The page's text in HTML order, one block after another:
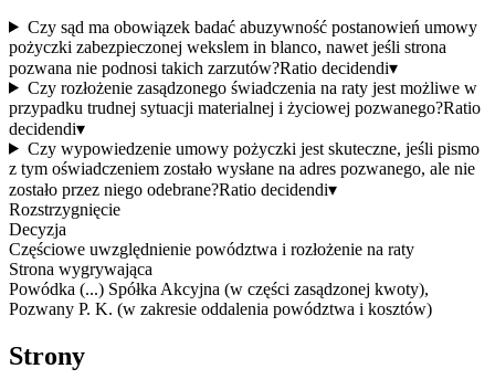
Czy sąd ma obowiązek badać abuzywność postanowień umowy
pożyczki zabezpieczonej wekslem in blanco, nawet jeśli strona
pozwana nie podnosi takich zarzutów?Ratio decidendi▾
Czy rozłożenie zasądzonego świadczenia na raty jest możliwe w
przypadku trudnej sytuacji materialnej i życiowej pozwanego?Ratio
decidendi▾
Czy wypowiedzenie umowy pożyczki jest skuteczne, jeśli pismo
z tym oświadczeniem zostało wysłane na adres pozwanego, ale nie
zostało przez niego odebrane?Ratio decidendi▾
Rozstrzygnięcie
Decyzja
Częściowe uwzględnienie powództwa i rozłożenie na raty
Strona wygrywająca
Powódka (...) Spółka Akcyjna (w części zasądzonej kwoty),
Pozwany P. K. (w zakresie oddalenia powództwa i kosztów)
Strony